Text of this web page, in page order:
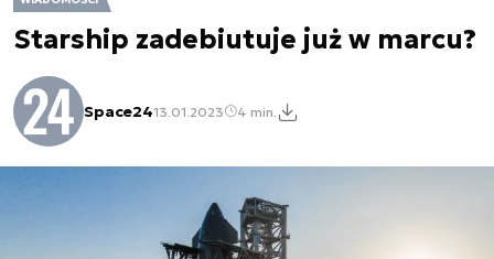
Starship zadebiutuje już w marcu?
Space2413.01.2023 4 min.